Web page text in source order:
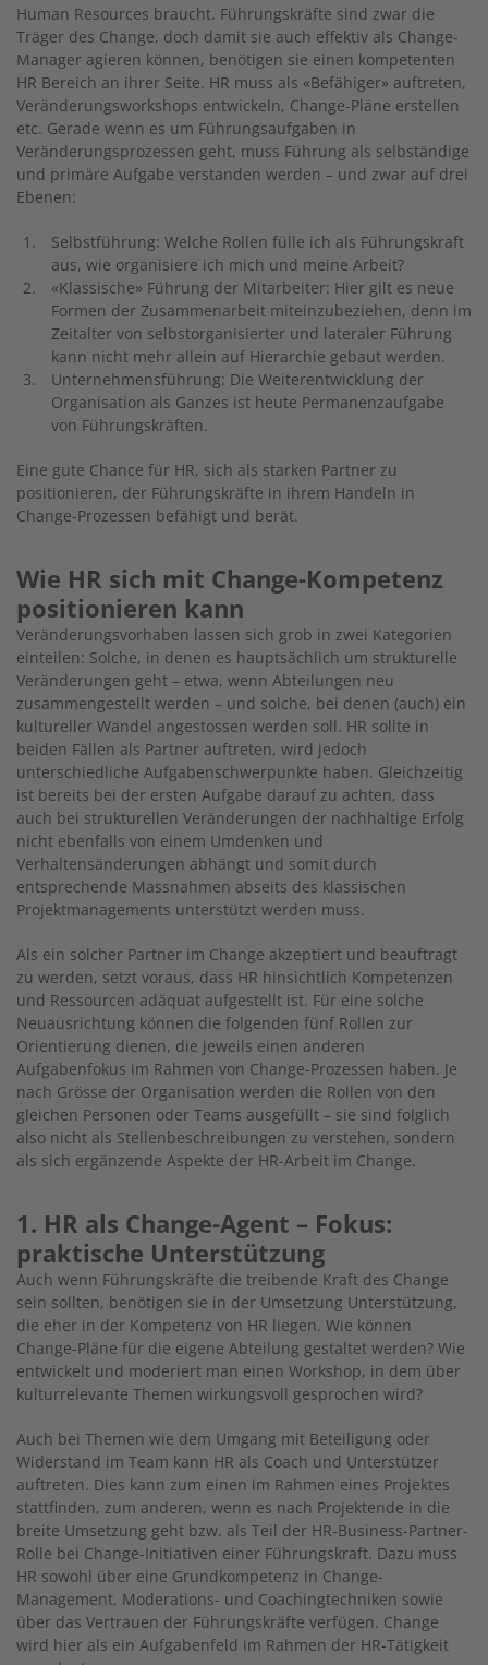
Human Resources braucht. Führungskräfte sind zwar die
Träger des Change, doch damit sie auch effektiv als Change-
Manager agieren können, benötigen sie einen kompetenten
HR Bereich an ihrer Seite. HR muss als «Befähiger» auftreten,
Veränderungsworkshops entwickeln, Change-Pläne erstellen
etc. Gerade wenn es um Führungsaufgaben in
Veränderungsprozessen geht, muss Führung als selbständige
und primäre Aufgabe verstanden werden – und zwar auf drei
Ebenen:
Selbstführung: Welche Rollen fülle ich als Führungskraft
aus, wie organisiere ich mich und meine Arbeit?
«Klassische» Führung der Mitarbeiter: Hier gilt es neue
Formen der Zusammenarbeit miteinzubeziehen, denn im
Zeitalter von selbstorganisierter und lateraler Führung
kann nicht mehr allein auf Hierarchie gebaut werden.
Unternehmensführung: Die Weiterentwicklung der
Organisation als Ganzes ist heute Permanenzaufgabe
von Führungskräften.
Eine gute Chance für HR, sich als starken Partner zu
positionieren, der Führungskräfte in ihrem Handeln in
Change-Prozessen befähigt und berät.
Wie HR sich mit Change-Kompetenz
positionieren kann
Veränderungsvorhaben lassen sich grob in zwei Kategorien
einteilen: Solche, in denen es hauptsächlich um strukturelle
Veränderungen geht – etwa, wenn Abteilungen neu
zusammengestellt werden – und solche, bei denen (auch) ein
kultureller Wandel angestossen werden soll. HR sollte in
beiden Fällen als Partner auftreten, wird jedoch
unterschiedliche Aufgabenschwerpunkte haben. Gleichzeitig
ist bereits bei der ersten Aufgabe darauf zu achten, dass
auch bei strukturellen Veränderungen der nachhaltige Erfolg
nicht ebenfalls von einem Umdenken und
Verhaltensänderungen abhängt und somit durch
entsprechende Massnahmen abseits des klassischen
Projektmanagements unterstützt werden muss.
Als ein solcher Partner im Change akzeptiert und beauftragt
zu werden, setzt voraus, dass HR hinsichtlich Kompetenzen
und Ressourcen adäquat aufgestellt ist. Für eine solche
Neuausrichtung können die folgenden fünf Rollen zur
Orientierung dienen, die jeweils einen anderen
Aufgabenfokus im Rahmen von Change-Prozessen haben. Je
nach Grösse der Organisation werden die Rollen von den
gleichen Personen oder Teams ausgefüllt – sie sind folglich
also nicht als Stellenbeschreibungen zu verstehen, sondern
als sich ergänzende Aspekte der HR-Arbeit im Change.
1. HR als Change-Agent – Fokus:
praktische Unterstützung
Auch wenn Führungskräfte die treibende Kraft des Change
sein sollten, benötigen sie in der Umsetzung Unterstützung,
die eher in der Kompetenz von HR liegen. Wie können
Change-Pläne für die eigene Abteilung gestaltet werden? Wie
entwickelt und moderiert man einen Workshop, in dem über
kulturrelevante Themen wirkungsvoll gesprochen wird?
Auch bei Themen wie dem Umgang mit Beteiligung oder
Widerstand im Team kann HR als Coach und Unterstützer
auftreten. Dies kann zum einen im Rahmen eines Projektes
stattfinden, zum anderen, wenn es nach Projektende in die
breite Umsetzung geht bzw. als Teil der HR-Business-Partner-
Rolle bei Change-Initiativen einer Führungskraft. Dazu muss
HR sowohl über eine Grundkompetenz in Change-
Management, Moderations- und Coachingtechniken sowie
über das Vertrauen der Führungskräfte verfügen. Change
wird hier als ein Aufgabenfeld im Rahmen der HR-Tätigkeit